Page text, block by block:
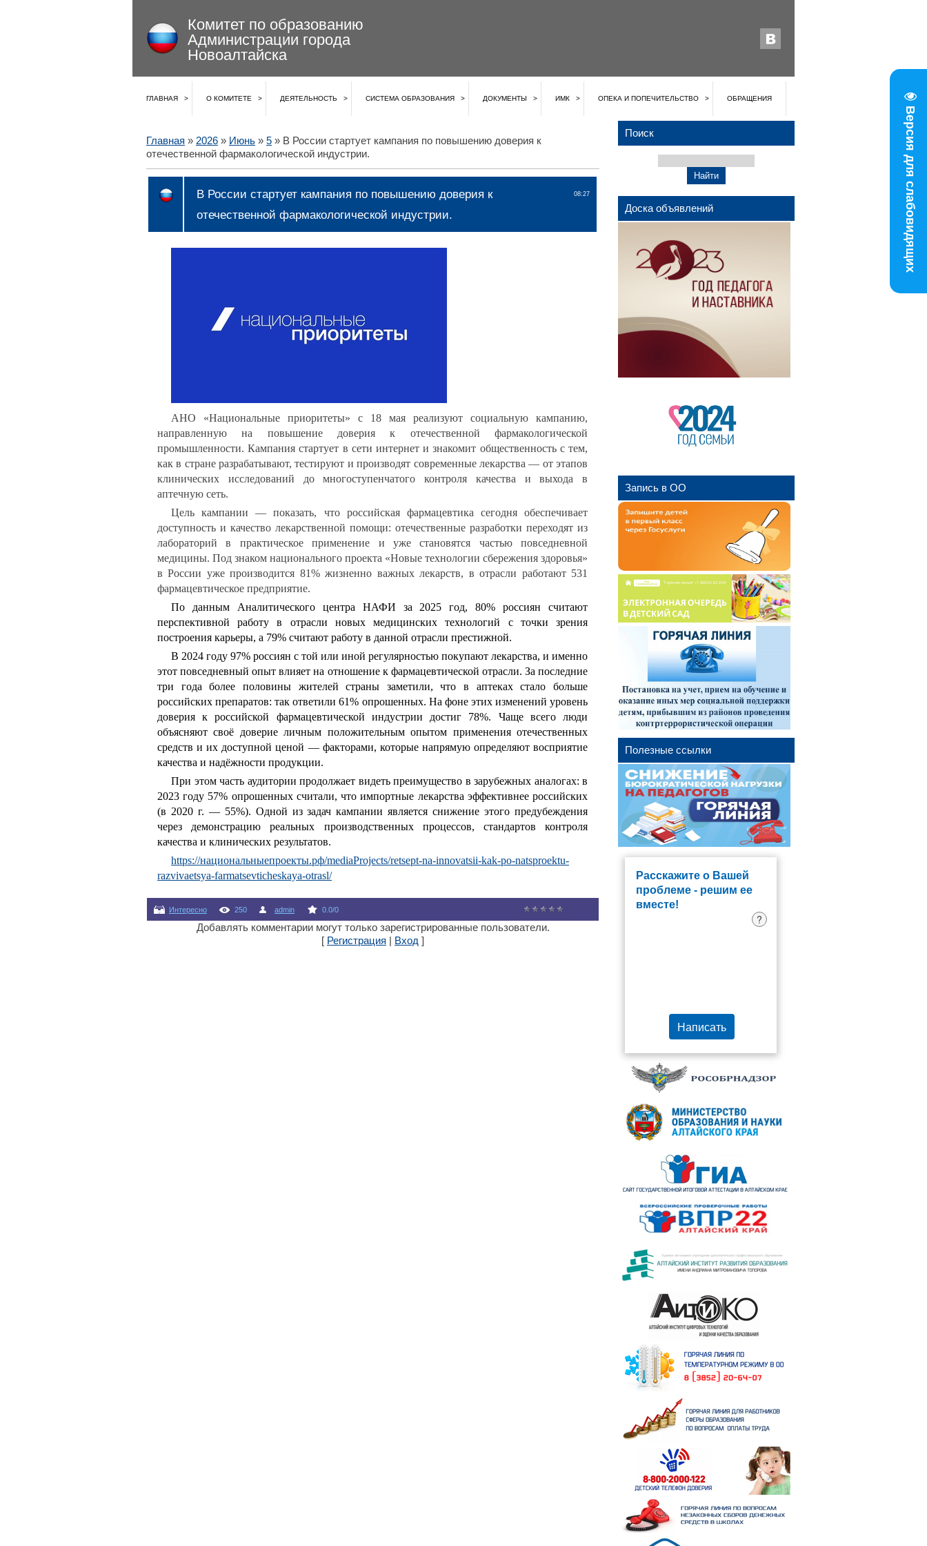
Версия для слабовидящих
Комитет по образованию
Администрации города
Новоалтайска
ГЛАВНАЯ О КОМИТЕТЕ ДЕЯТЕЛЬНОСТЬ СИСТЕМА ОБРАЗОВАНИЯ ДОКУМЕНТЫ ИМК ОПЕКА И ПОПЕЧИТЕЛЬСТВО ОБРАЩЕНИЯ
Главная » 2026 » Июнь » 5 » В России стартует кампания по повышению доверия к
отечественной фармакологической индустрии.
08:27
В России стартует кампания по повышению доверия к
отечественной фармакологической индустрии.
АНО «Национальные приоритеты» с 18 мая реализуют социальную кампанию,
направленную на повышение доверия к отечественной фармакологической
промышленности. Кампания стартует в сети интернет и знакомит общественность с тем,
как в стране разрабатывают, тестируют и производят современные лекарства — от этапов
клинических исследований до многоступенчатого контроля качества и выхода в
аптечную сеть.
Цель кампании — показать, что российская фармацевтика сегодня обеспечивает
доступность и качество лекарственной помощи: отечественные разработки переходят из
лабораторий в практическое применение и уже становятся частью повседневной
медицины. Под знаком национального проекта «Новые технологии сбережения здоровья»
в России уже производится 81% жизненно важных лекарств, в отрасли работают 531
фармацевтическое предприятие.
По данным Аналитического центра НАФИ за 2025 год, 80% россиян считают
перспективной работу в отрасли новых медицинских технологий с точки зрения
построения карьеры, а 79% считают работу в данной отрасли престижной.
В 2024 году 97% россиян с той или иной регулярностью покупают лекарства, и именно
этот повседневный опыт влияет на отношение к фармацевтической отрасли. За последние
три года более половины жителей страны заметили, что в аптеках стало больше
российских препаратов: так ответили 61% опрошенных. На фоне этих изменений уровень
доверия к российской фармацевтической индустрии достиг 78%. Чаще всего люди
объясняют своё доверие личным положительным опытом применения отечественных
средств и их доступной ценой — факторами, которые напрямую определяют восприятие
качества и надёжности продукции.
При этом часть аудитории продолжает видеть преимущество в зарубежных аналогах: в
2023 году 57% опрошенных считали, что импортные лекарства эффективнее российских
(в 2020 г. — 55%). Одной из задач кампании является снижение этого предубеждения
через демонстрацию реальных производственных процессов, стандартов контроля
качества и клинических результатов.
https://национальныепроекты.рф/mediaProjects/retsept-na-innovatsii-kak-po-natsproektu-
razvivaetsya-farmatsevticheskaya-otrasl/
Интересно 250 admin 0.0/0
Добавлять комментарии могут только зарегистрированные пользователи.
[ Регистрация Вход ]
Поиск
Доска объявлений
Запись в ОО
Полезные ссылки
Расскажите о Вашей
проблеме - решим ее
вместе!
?
Написать